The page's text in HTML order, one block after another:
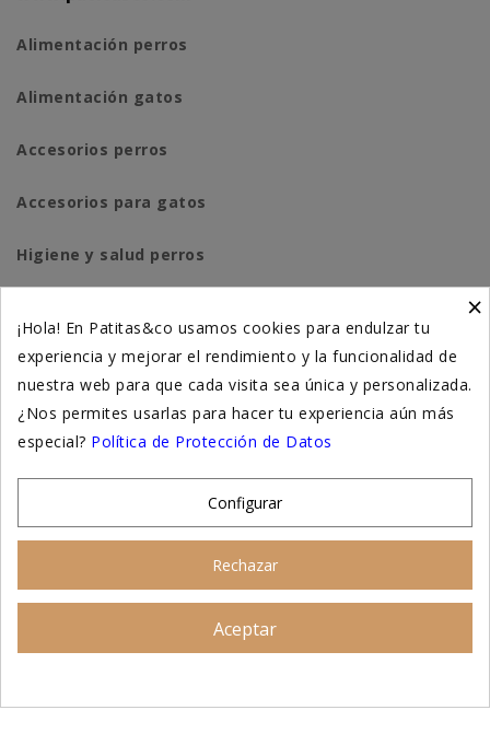
Alimentación perros
Alimentación gatos
Accesorios perros
Accesorios para gatos
Higiene y salud perros
Suplementación natural
Otros
×
¡Hola! En Patitas&co usamos cookies para endulzar tu
experiencia y mejorar el rendimiento y la funcionalidad de
nuestra web para que cada visita sea única y personalizada.
¿Nos permites usarlas para hacer tu experiencia aún más
especial? Política de Protección de Datos
Configurar
Rechazar
Aceptar